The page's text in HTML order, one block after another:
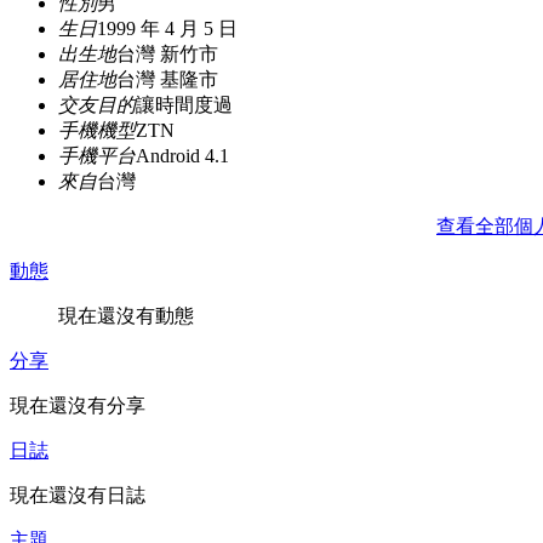
生日1999 年 4 月 5 日
出生地台灣 新竹市
居住地台灣 基隆市
交友目的讓時間度過
手機機型ZTN
手機平台Android 4.1
來自台灣
查看全部個
動態
現在還沒有動態
分享
現在還沒有分享
日誌
現在還沒有日誌